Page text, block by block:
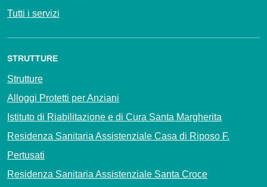
Tutti i servizi
STRUTTURE
Strutture
Alloggi Protetti per Anziani
Istituto di Riabilitazione e di Cura Santa Margherita
Residenza Sanitaria Assistenziale Casa di Riposo F.
Pertusati
Residenza Sanitaria Assistenziale Santa Croce